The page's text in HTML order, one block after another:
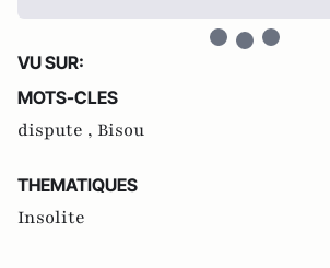
VU SUR:
MOTS-CLES
dispute , Bisou
THEMATIQUES
Insolite